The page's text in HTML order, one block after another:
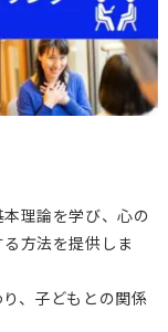
理論を学び、心の
方法を提供しま
、子どもとの関係